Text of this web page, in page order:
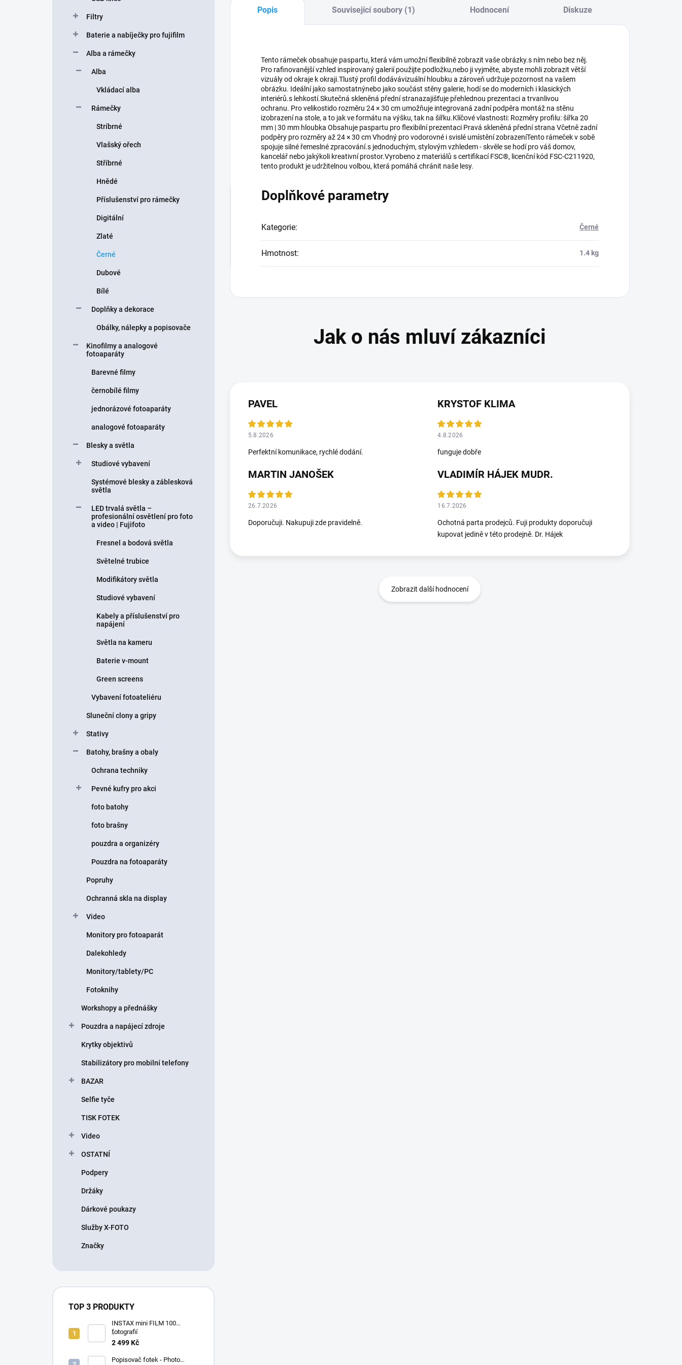
Filtry
Baterie a nabíječky pro fujifilm
Alba a rámečky
Alba
Vkládací alba
Rámečky
Stríbrné
Vlašský ořech
Stříbrné
Hnědé
Příslušenství pro rámečky
Digitální
Zlaté
Černé
Dubové
Bílé
Doplňky a dekorace
Obálky, nálepky a popisovače
Kinofilmy a analogové
fotoaparáty
Barevné filmy
černobílé filmy
jednorázové fotoaparáty
analogové fotoaparáty
Blesky a světla
Studiové vybavení
Systémové blesky a záblesková
světla
LED trvalá světla –
profesionální osvětlení pro foto
a video | Fujifoto
Fresnel a bodová světla
Světelné trubice
Modifikátory světla
Studiové vybavení
Kabely a příslušenství pro
napájení
Světla na kameru
Baterie v-mount
Green screens
Vybavení fotoateliéru
Sluneční clony a gripy
Stativy
Batohy, brašny a obaly
Ochrana techniky
Pevné kufry pro akci
foto batohy
foto brašny
pouzdra a organizéry
Pouzdra na fotoaparáty
Popruhy
Ochranná skla na display
Video
Monitory pro fotoaparát
Dalekohledy
Monitory/tablety/PC
Fotoknihy
Workshopy a přednášky
Pouzdra a napájecí zdroje
Krytky objektivů
Stabilizátory pro mobilní telefony
BAZAR
Selfie tyče
TISK FOTEK
Video
OSTATNÍ
Podpery
Držáky
Dárkové poukazy
Služby X-FOTO
Značky
TOP 3 PRODUKTY
INSTAX mini FILM 100
fotografií
+ *
2 499 Kč
Popisovač fotek - Photo
Popis Související soubory (1) Hodnocení Diskuze
Tento rámeček obsahuje paspartu, která vám umožní flexibilně zobrazit vaše obrázky.s ním nebo bez něj.
Pro rafinovanější vzhled inspirovaný galerií použijte podložku,nebo ji vyjměte, abyste mohli zobrazit větší
vizuály od okraje k okraji.Tlustý profil dodávávizuální hloubku a zároveň udržuje pozornost na vašem
obrázku. Ideální jako samostatnýnebo jako součást stěny galerie, hodí se do moderních i klasických
interiérů.s lehkostí.Skutečná skleněná přední stranazajišťuje přehlednou prezentaci a trvanlivou
ochranu. Pro velikostido rozměru 24 × 30 cm umožňuje integrovaná zadní podpěra montáž na stěnu
izobrazení na stole, a to jak ve formátu na výšku, tak na šířku.Klíčové vlastnosti: Rozměry profilu: šířka 20
mm | 30 mm hloubka Obsahuje paspartu pro flexibilní prezentaci Pravá skleněná přední strana Včetně zadní
podpěry pro rozměry až 24 × 30 cm Vhodný pro vodorovné i svislé umístění zobrazeníTento rámeček v sobě
spojuje silné řemeslné zpracování.s jednoduchým, stylovým vzhledem - skvěle se hodí pro váš domov,
kancelář nebo jakýkoli kreativní prostor.Vyrobeno z materiálů s certifikací FSC®, licenční kód FSC-C211920,
tento produkt je udržitelnou volbou, která pomáhá chránit naše lesy.
Doplňkové parametry
Kategorie: Černé
Hmotnost: 1.4 kg
PAVEL
5.8.2026
Perfektní komunikace, rychlé dodání.
KRYSTOF KLIMA
4.8.2026
funguje dobře
MARTIN JANOŠEK
26.7.2026
Doporučuji. Nakupuji zde pravidelně.
VLADIMÍR HÁJEK MUDR.
16.7.2026
Ochotná parta prodejců. Fuji produkty doporučuji
kupovat jedině v této prodejně. Dr. Hájek
Zobrazit další hodnocení